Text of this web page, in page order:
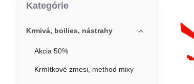
Kategórie
Krmivá, boilies, nástrahy
Akcia 50%
Krmítkové zmesi, method mixy